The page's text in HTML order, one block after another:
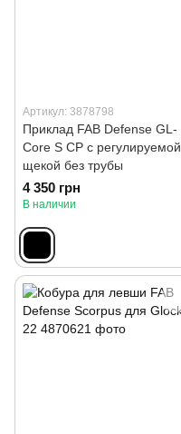
Артикул: 3878798
Приклад FAB Defense GL-
Core S CP с регулируемой
щекой без трубы
4 350 грн
В наличии